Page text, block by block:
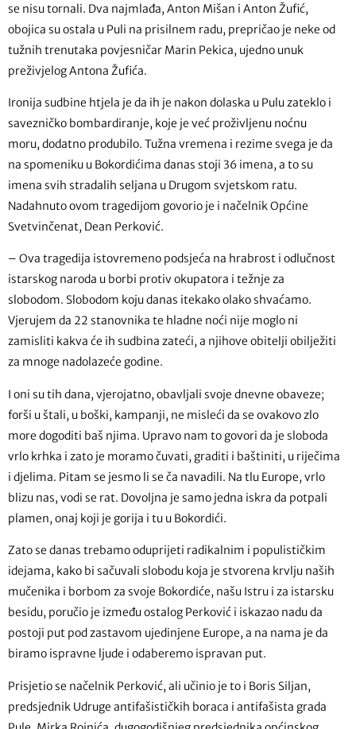
se nisu tornali. Dva najmlađa, Anton Mišan i Anton Žufić,
obojica su ostala u Puli na prisilnem radu, prepričao je neke od
tužnih trenutaka povjesničar Marin Pekica, ujedno unuk
preživjelog Antona Žufića.
Ironija sudbine htjela je da ih je nakon dolaska u Pulu zateklo i
savezničko bombardiranje, koje je već proživljenu noćnu
moru, dodatno produbilo. Tužna vremena i rezime svega je da
na spomeniku u Bokordićima danas stoji 36 imena, a to su
imena svih stradalih seljana u Drugom svjetskom ratu.
Nadahnuto ovom tragedijom govorio je i načelnik Općine
Svetvinčenat, Dean Perković.
– Ova tragedija istovremeno podsjeća na hrabrost i odlučnost
istarskog naroda u borbi protiv okupatora i težnje za
slobodom. Slobodom koju danas itekako olako shvaćamo.
Vjerujem da 22 stanovnika te hladne noći nije moglo ni
zamisliti kakva će ih sudbina zateći, a njihove obitelji obilježiti
za mnoge nadolazeće godine.
I oni su tih dana, vjerojatno, obavljali svoje dnevne obaveze;
forši u štali, u boški, kampanji, ne misleći da se ovakovo zlo
more dogoditi baš njima. Upravo nam to govori da je sloboda
vrlo krhka i zato je moramo čuvati, graditi i baštiniti, u riječima
i djelima. Pitam se jesmo li se ča navadili. Na tlu Europe, vrlo
blizu nas, vodi se rat. Dovoljna je samo jedna iskra da potpali
plamen, onaj koji je gorija i tu u Bokordići.
Zato se danas trebamo oduprijeti radikalnim i populističkim
idejama, kako bi sačuvali slobodu koja je stvorena krvlju naših
mučenika i borbom za svoje Bokordiće, našu Istru i za istarsku
besidu, poručio je između ostalog Perković i iskazao nadu da
postoji put pod zastavom ujedinjene Europe, a na nama je da
biramo ispravne ljude i odaberemo ispravan put.
Prisjetio se načelnik Perković, ali učinio je to i Boris Siljan,
predsjednik Udruge antifašističkih boraca i antifašista grada